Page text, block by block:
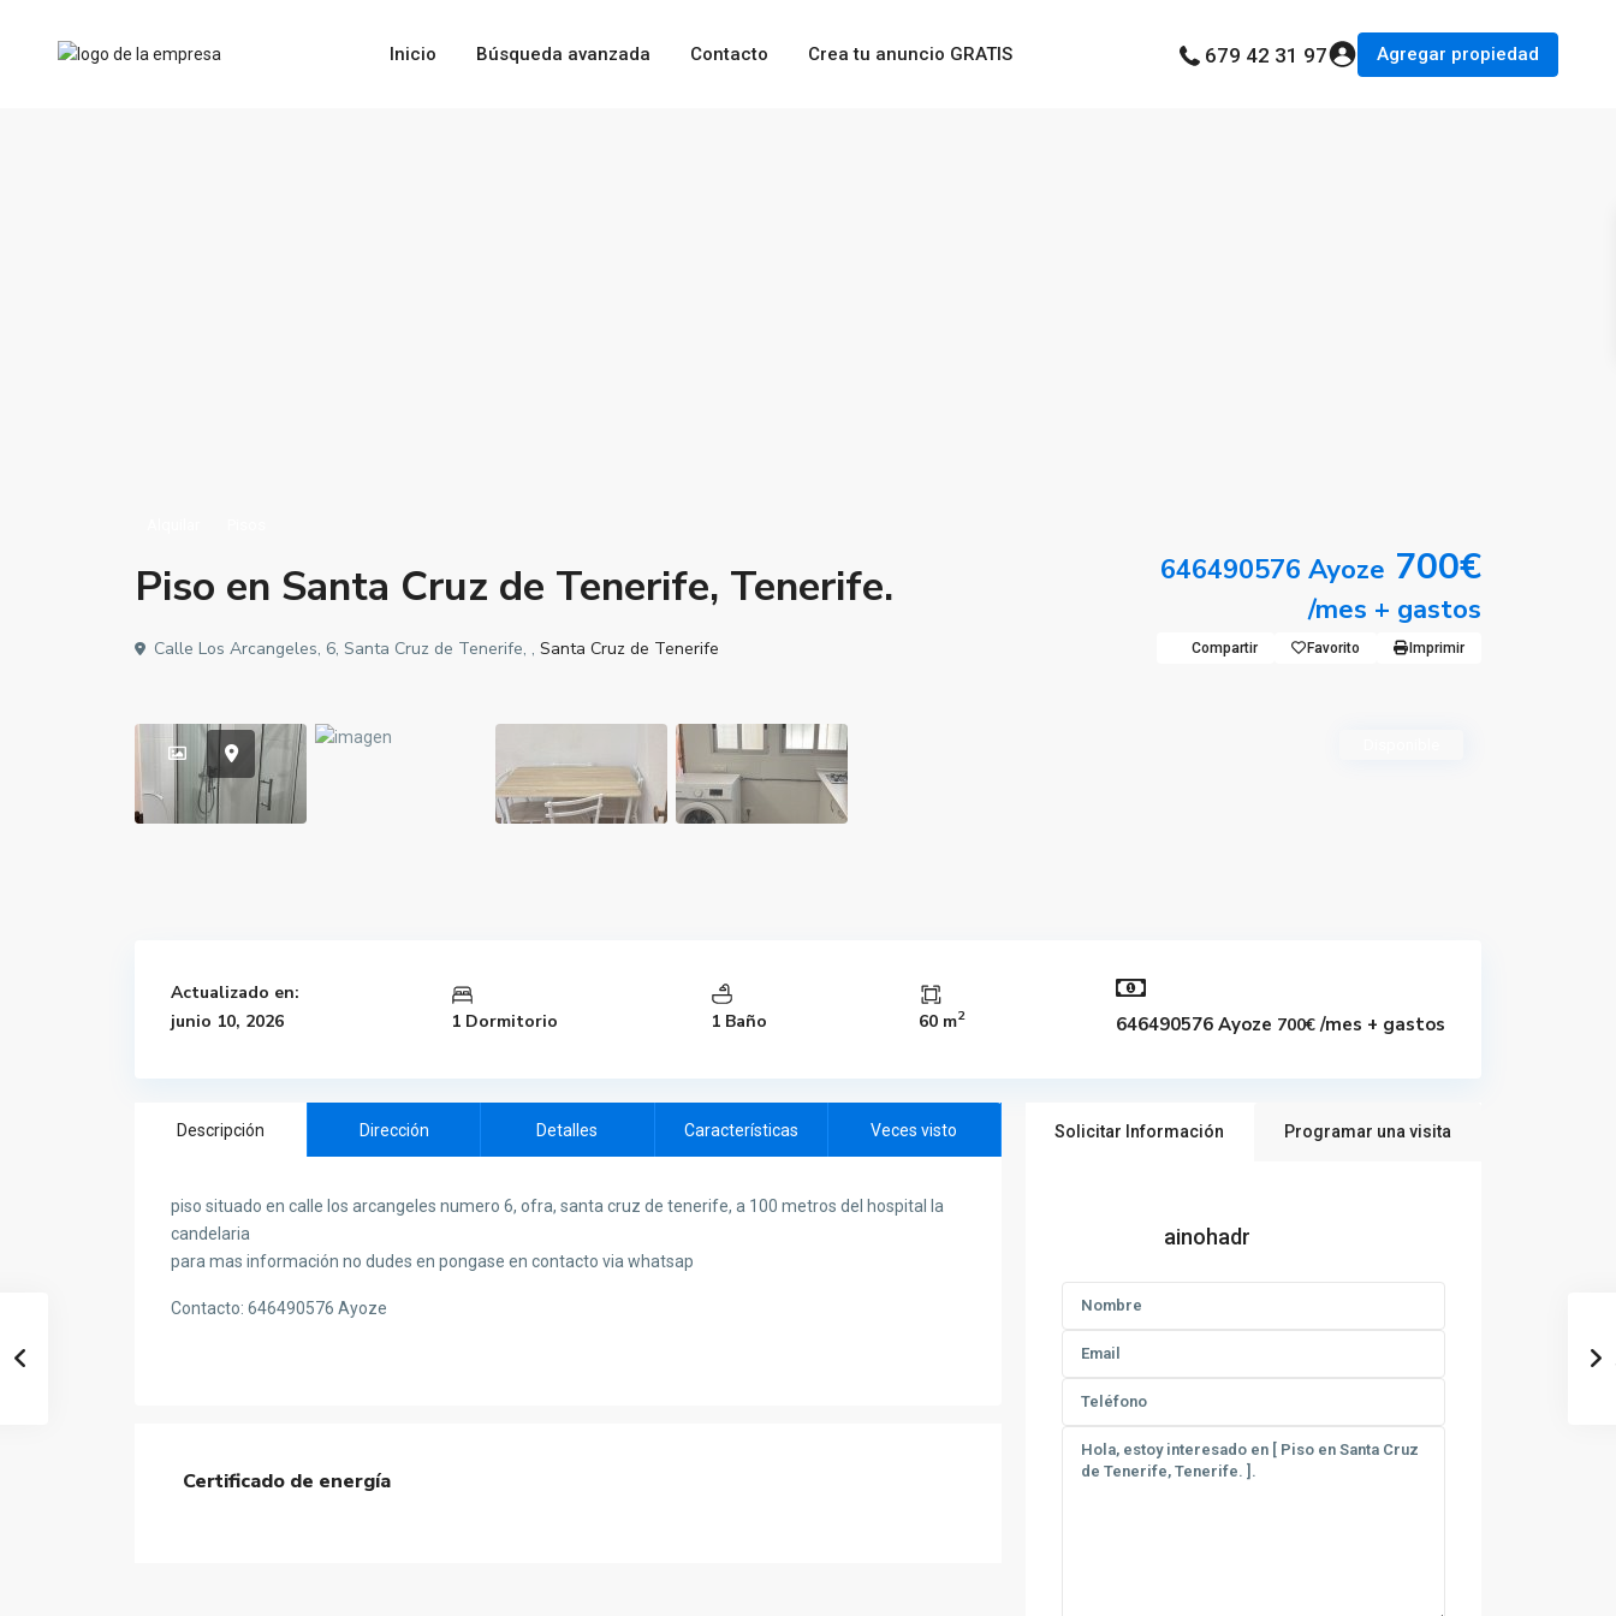
Inicio Búsqueda avanzada Contacto Crea tu anuncio GRATIS 679 42 31 97 Agregar propiedad
Piso en Santa Cruz de Tenerife, Tenerife. 646490576 Ayoze 700€
/mes + gastos
Calle Los Arcangeles, 6, Santa Cruz de Tenerife, , Santa Cruz de Tenerife Compartir Favorito Imprimir
Actualizado en:
junio 10, 2026
1 Dormitorio 1 Baño 60 m2 646490576 Ayoze 700€/mes + gastos
Descripción Dirección Detalles Características Veces visto
piso situado en calle los arcangeles numero 6, ofra, santa cruz de tenerife, a 100 metros del hospital la
candelaria
para mas información no dudes en pongase en contacto via whatsap
Contacto: 646490576 Ayoze
Certificado de energía
Solicitar Información Programar una visita
ainohadr